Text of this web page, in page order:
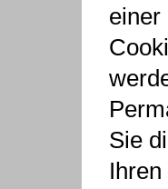
einer
Sie